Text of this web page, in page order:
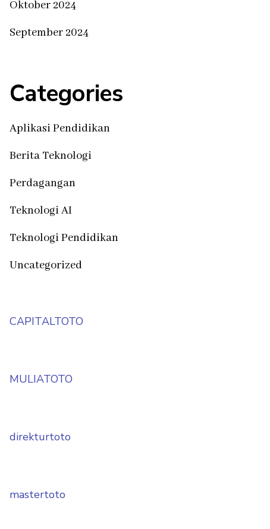
Oktober 2024
September 2024
Categories
Aplikasi Pendidikan
Berita Teknologi
Perdagangan
Teknologi AI
Teknologi Pendidikan
Uncategorized
CAPITALTOTO
MULIATOTO
direkturtoto
mastertoto